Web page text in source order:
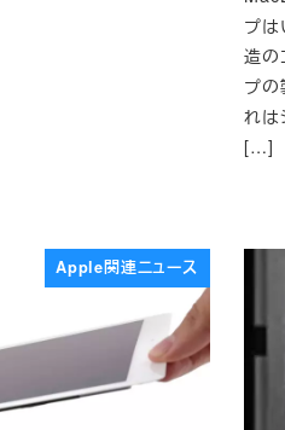
プ
造の
プの
れは
[…]
Apple関連ニュース